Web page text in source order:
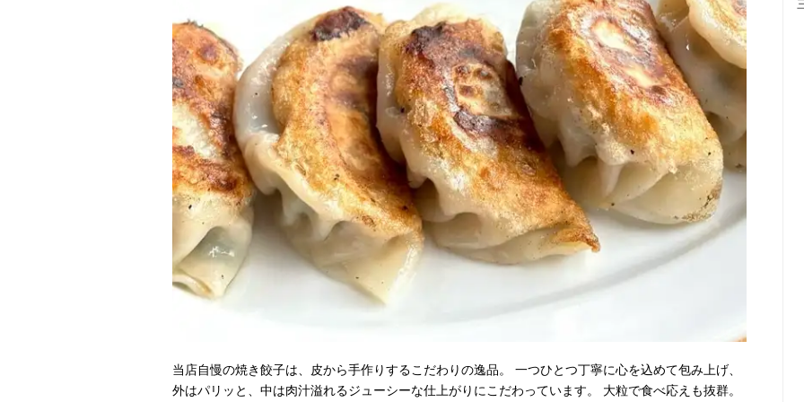
当店自慢の焼き餃子は、皮から手作りするこだわりの逸品。 一つひとつ丁寧に心を込めて包み上げ、
外はパリッと、中は肉汁溢れるジューシーな仕上がりにこだわっています。 大粒で食べ応えも抜群。